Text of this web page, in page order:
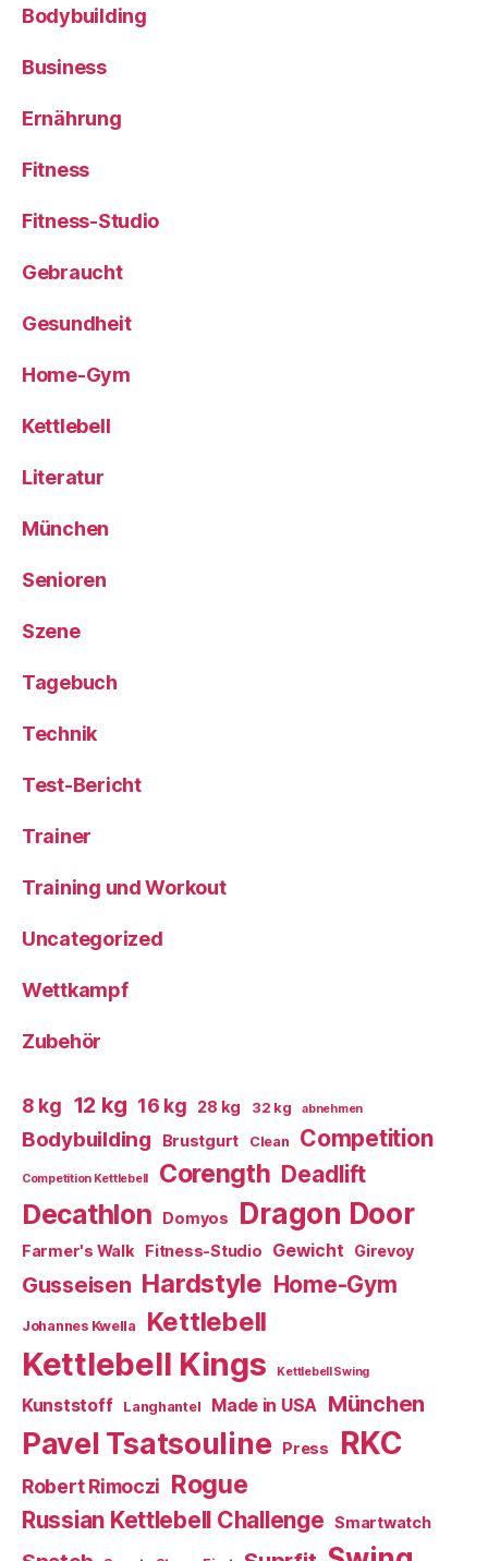
Bodybuilding
Business
Ernährung
Fitness
Fitness-Studio
Gebraucht
Gesundheit
Home-Gym
Kettlebell
Literatur
München
Senioren
Szene
Tagebuch
Technik
Test-Bericht
Trainer
Training und Workout
Uncategorized
Wettkampf
Zubehör
8 kg 12 kg 16 kg 28 kg 32 kg abnehmen
Bodybuilding Brustgurt Clean Competition
Competition Kettlebell Corength Deadlift
Decathlon Domyos Dragon Door
Farmer's Walk Fitness-Studio Gewicht Girevoy
Gusseisen Hardstyle Home-Gym
Johannes Kwella Kettlebell
Kettlebell Kings Kettlebell Swing
Kunststoff Langhantel Made in USA München
Pavel Tsatsouline Press RKC
Robert Rimoczi Rogue
Russian Kettlebell Challenge Smartwatch